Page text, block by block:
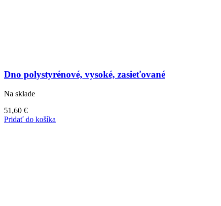
Dno polystyrénové, vysoké, zasieťované
Na sklade
51,60 €
Pridať do košíka